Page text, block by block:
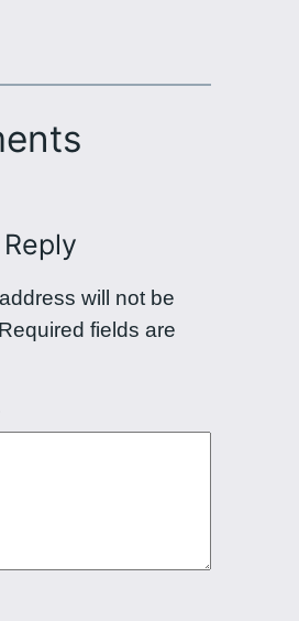
will not be
Required fields are